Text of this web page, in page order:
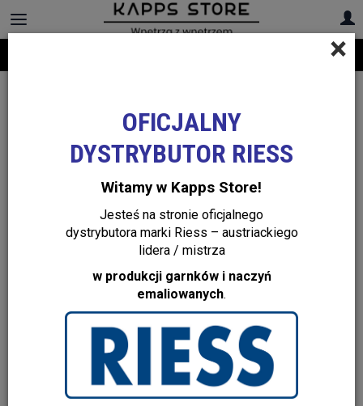
+48 22 299 19 84
×
OFICJALNY
DYSTRYBUTOR RIESS
Witamy w Kapps Store!
Jesteś na stronie oficjalnego
dystrybutora marki Riess – austriackiego
lidera / mistrza
w produkcji garnków i naczyń
emaliowanych.
Doniczki
Wazony dekoracyjne